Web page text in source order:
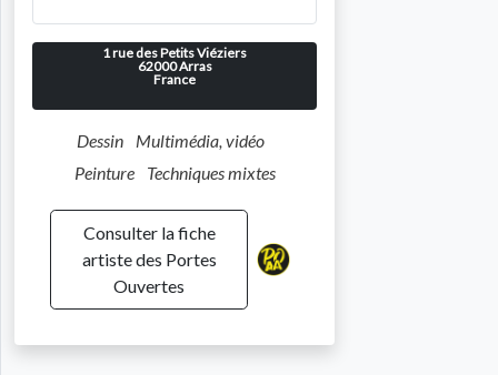
1 rue des Petits Viéziers
62000Arras
France
Dessin
Multimédia, vidéo
Peinture
Techniques mixtes
Consulter la fiche
artiste des Portes
Ouvertes